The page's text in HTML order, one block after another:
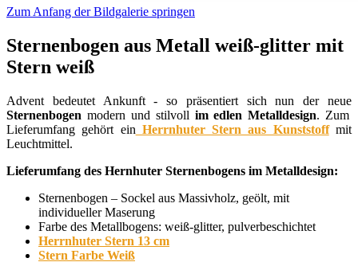
Zum Anfang der Bildgalerie springen
Sternenbogen aus Metall weiß-glitter mit
Stern weiß
Advent bedeutet Ankunft - so präsentiert sich nun der neue
Sternenbogen modern und stilvoll im edlen Metalldesign. Zum
Lieferumfang gehört ein Herrnhuter Stern aus Kunststoffmit
Leuchtmittel.
Lieferumfang des Hernhuter Sternenbogens im Metalldesign:
Sternenbogen – Sockel aus Massivholz, geölt, mit
individueller Maserung
Farbe des Metallbogens: weiß-glitter, pulverbeschichtet
Herrnhuter Stern 13 cm
Stern Farbe Weiß